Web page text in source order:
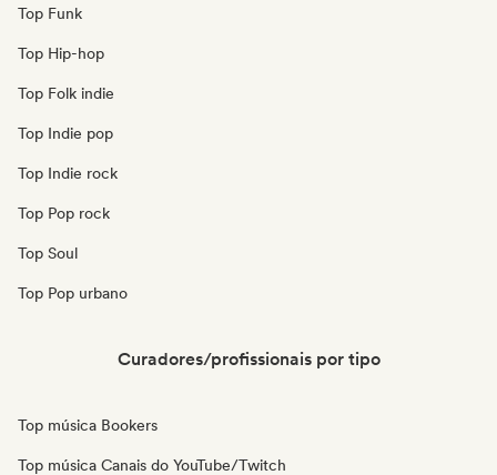
Top Funk
Top Hip-hop
Top Folk indie
Top Indie pop
Top Indie rock
Top Pop rock
Top Soul
Top Pop urbano
Curadores/profissionais por tipo
Top música Bookers
Top música Canais do YouTube/Twitch